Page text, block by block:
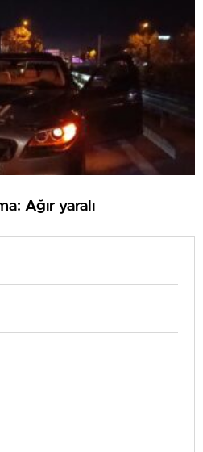
Ağır yaralı